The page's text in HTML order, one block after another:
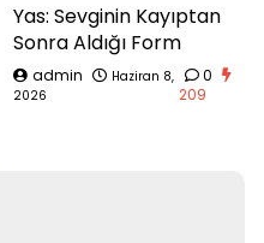
Yas: Sevginin Kayıptan
Sonra Aldığı Form
admin
Haziran 8,
2026
0
209